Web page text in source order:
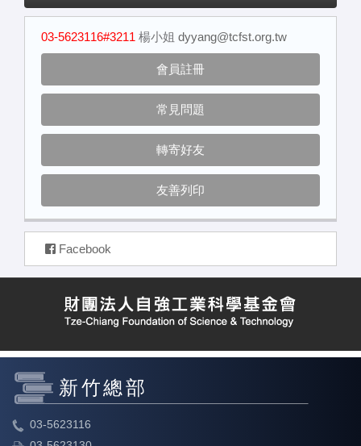
03-5623116#3211 楊小姐 dyyang@tcfst.org.tw
會員註冊
常見問題
轉寄好友
友善列印
Facebook
新竹總部
03-5623116